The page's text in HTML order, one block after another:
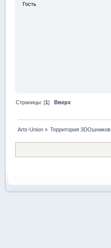
Гость
Страницы: [1]Вверх
Arts-Union » Территория 3DOшников